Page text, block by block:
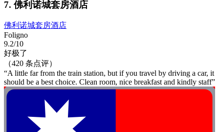
7. 佛利诺城套房酒店
佛利诺城套房酒店
Foligno
9.2/10
好极了
（420 条点评）
“A little far from the train station, but if you travel by driving a car, it
should be a best choice. Clean room, nice breakfast and kindly staff”